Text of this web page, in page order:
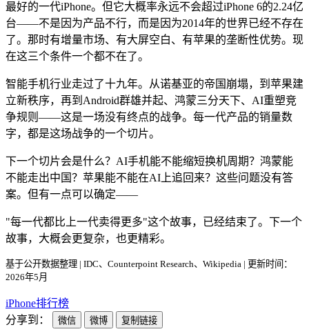
最好的一代iPhone。但它大概率永远不会超过iPhone 6的2.24亿
台——不是因为产品不行，而是因为2014年的世界已经不存在
了。那时有增量市场、有大屏空白、有苹果的垄断性优势。现
在这三个条件一个都不在了。
智能手机行业走过了十九年。从诺基亚的帝国崩塌，到苹果建
立新秩序，再到Android群雄并起、鸿蒙三分天下、AI重塑竞
争规则——这是一场没有终点的战争。每一代产品的销量数
字，都是这场战争的一个切片。
下一个切片会是什么？AI手机能不能缩短换机周期？鸿蒙能
不能走出中国？苹果能不能在AI上追回来？这些问题没有答
案。但有一点可以确定——
"每一代都比上一代卖得更多"这个故事，已经结束了。下一个
故事，大概会更复杂，也更精彩。
基于公开数据整理 | IDC、Counterpoint Research、Wikipedia | 更新时间：
2026年5月
iPhone排行榜
分享到：
微信 微博 复制链接